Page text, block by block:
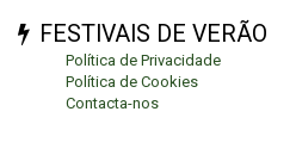
FESTIVAIS DE VERÃO
Política de Privacidade
Política de Cookies
Contacta-nos